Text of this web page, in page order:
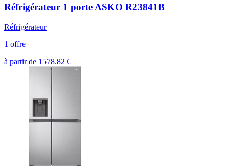
Réfrigérateur 1 porte ASKO R23841B
Réfrigérateur
1 offre
à partir de 1578.82 €